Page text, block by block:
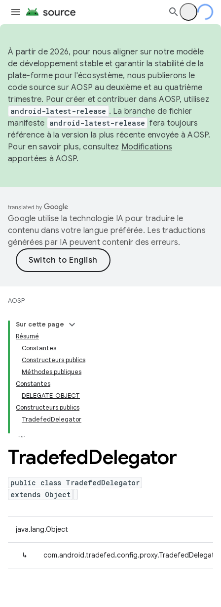
À partir de 2026, pour nous aligner sur notre modèle
de développement stable et garantir la stabilité de la
plate-forme pour l'écosystème, nous publierons le
code source sur AOSP au deuxième et au quatrième
trimestre. Pour créer et contribuer dans AOSP, utilisez
android-latest-release . La branche de fichier
manifeste android-latest-release fera toujours
référence à la version la plus récente envoyée à AOSP.
Pour en savoir plus, consultez Modifications
apportées à AOSP.
Google utilise la technologie IA pour traduire le
contenu dans votre langue préférée. Les traductions
générées par IA peuvent contenir des erreurs.
AOSP
Sur cette page
Résumé
Constantes
Constructeurs publics
Méthodes publiques
Constantes
DELEGATE_OBJECT
Constructeurs publics
TradefedDelegator
TradefedDelegator
public class TradefedDelegator
extends Object
java.lang.Object
↳ com.android.tradefed.config.proxy.TradefedDelegator